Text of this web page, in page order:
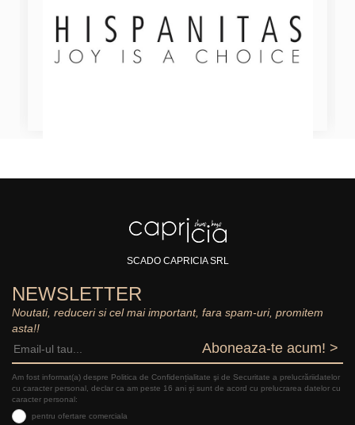
SCADO CAPRICIA SRL
NEWSLETTER
Noutati, reduceri si cel mai important, fara spam-uri, promitem
asta!!
Aboneaza-te acum! >
Am fost informat(a) despre Politica de Confidențialitate şi de Securitate a prelucrăriidatelor
cu caracter personal, declar ca am peste 16 ani și sunt de acord cu prelucrarea datelor cu
caracter personal:
pentru ofertare comerciala